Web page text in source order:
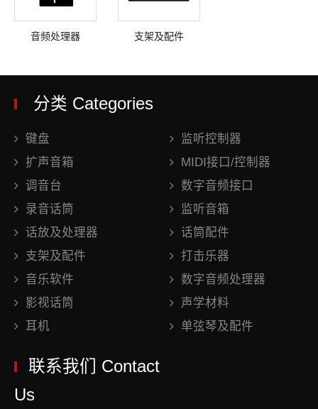
音频处理器 支架及配件
分类 Categories
键盘
监听控制器
扩声音箱
MIDI接口/控制器
调音台
数字音频接口
录音话筒
监听音箱
话放及处理器
话筒配件
支架及配件
打击乐器
音乐软件
数字音频处理器
影视话筒
声学材料
耳机
单弦琴及配件
联系我们 Contact
Us